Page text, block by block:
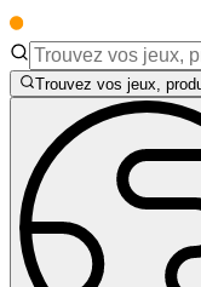
Trouvez vos jeux,